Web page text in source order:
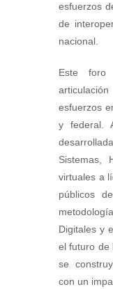
esfuerzos
de
nacional.
Este foro
esfuerzos
y federal.
Sistemas,
virtuales a
públicos
Digitales y
el futuro de
se
con un